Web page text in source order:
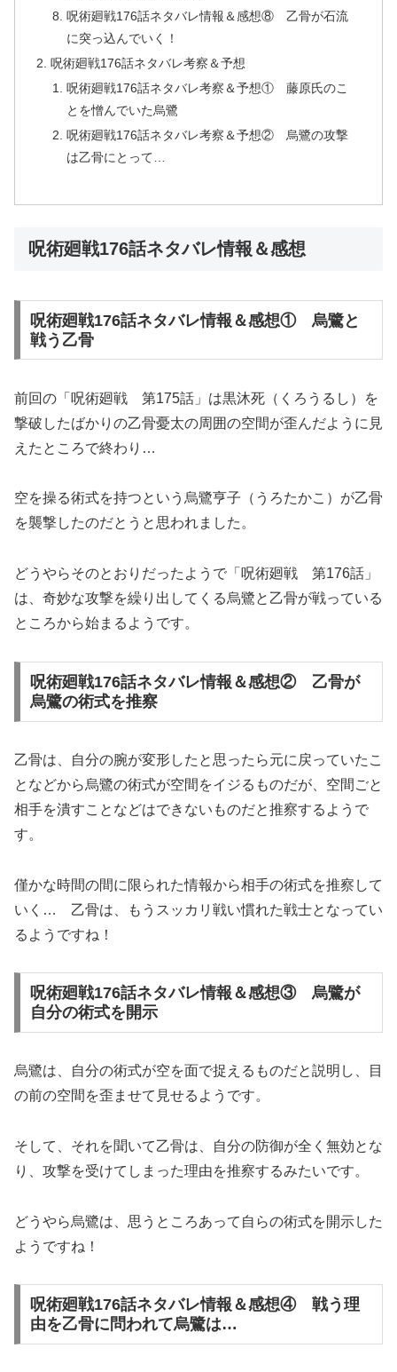
呪術廻戦176話ネタバレ情報＆感想⑧ 乙骨が石流
に突っ込んでいく！
呪術廻戦176話ネタバレ考察＆予想
呪術廻戦176話ネタバレ考察＆予想① 藤原氏のこ
とを憎んでいた烏鷺
呪術廻戦176話ネタバレ考察＆予想② 烏鷺の攻撃
は乙骨にとって…
呪術廻戦176話ネタバレ情報＆感想
呪術廻戦176話ネタバレ情報＆感想① 烏鷺と
戦う乙骨
前回の「呪術廻戦 第175話」は黒沐死（くろうるし）を
撃破したばかりの乙骨憂太の周囲の空間が歪んだように見
えたところで終わり…
空を操る術式を持つという烏鷺亨子（うろたかこ）が乙骨
を襲撃したのだとうと思われました。
どうやらそのとおりだったようで「呪術廻戦 第176話」
は、奇妙な攻撃を繰り出してくる烏鷺と乙骨が戦っている
ところから始まるようです。
呪術廻戦176話ネタバレ情報＆感想② 乙骨が
烏鷺の術式を推察
乙骨は、自分の腕が変形したと思ったら元に戻っていたこ
となどから烏鷺の術式が空間をイジるものだが、空間ごと
相手を潰すことなどはできないものだと推察するようで
す。
僅かな時間の間に限られた情報から相手の術式を推察して
いく… 乙骨は、もうスッカリ戦い慣れた戦士となってい
るようですね！
呪術廻戦176話ネタバレ情報＆感想③ 烏鷺が
自分の術式を開示
烏鷺は、自分の術式が空を面で捉えるものだと説明し、目
の前の空間を歪ませて見せるようです。
そして、それを聞いて乙骨は、自分の防御が全く無効とな
り、攻撃を受けてしまった理由を推察するみたいです。
どうやら烏鷺は、思うところあって自らの術式を開示した
ようですね！
呪術廻戦176話ネタバレ情報＆感想④ 戦う理
由を乙骨に問われて烏鷺は…